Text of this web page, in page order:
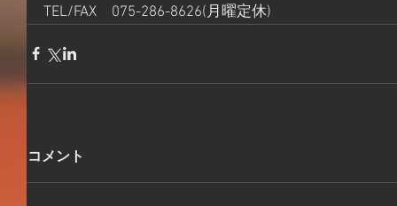
TEL/FAX　075-286-8626(月曜定休)
コメント